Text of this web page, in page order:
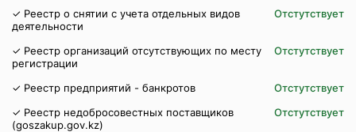
✓ Реестр о снятии с учета отдельных видов
деятельности
Отстутствует
✓ Реестр организаций отсутствующих по месту
регистрации
Отстутствует
✓ Реестр предприятий - банкротов
Отстутствует
✓ Реестр недобросовестных поставщиков
(goszakup.gov.kz)
Отстутствует